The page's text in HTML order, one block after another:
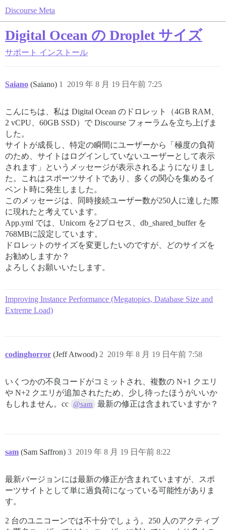
Discourse Meta
Digital Ocean の Droplet サイズ
サポート インストール
Saiano (Saiano) 2019 年 8 月 19 日午前 7:25
1
こんにちは、私は Digital Ocean のドロレット（4GB RAM、
2 vCPU、60GB SSD）で Discourse フォーラムを立ち上げま
した。
サイトが成長し、特定の瞬間にユーザーから「極度の負荷
のため、サイトはログインしていないユーザーとして表示
されます」というメッセージが表示されるようになりまし
た。これはスポーツサイトであり、多くの関心を集めるイ
ベント時に発生しました。
このメッセージは、同時接続ユーザー数が250人に達した際
に現れたと考えています。
App.yml では、Unicorn を2プロセス、db_shared_buffer を
768MBに設定しています。
ドロレットのサイズを変更したいのですが、どのサイズを
お勧めしますか？
よろしくお願いいたします。
Improving Instance Performance (Megatopics, Database Size and
Extreme Load)
codinghorror (Jeff Atwood) 2019 年 8 月 19 日午前 7:58
2
いくつかの不良コードがコミットされ、複数の N+1 クエリ
や N+2 クエリが追加されたため、少し待ったほうがいいか
もしれません。cc @sam 最新の修正は含まれていますか？
sam (Sam Saffron) 2019 年 8 月 19 日午前 8:22
3
最新バージョンには最新の修正が含まれていますが、スポ
ーツサイトとして単に過負荷になっている可能性がありま
す。
2 台のユニコーンでは不十分でしょう。250 人のアクティブ